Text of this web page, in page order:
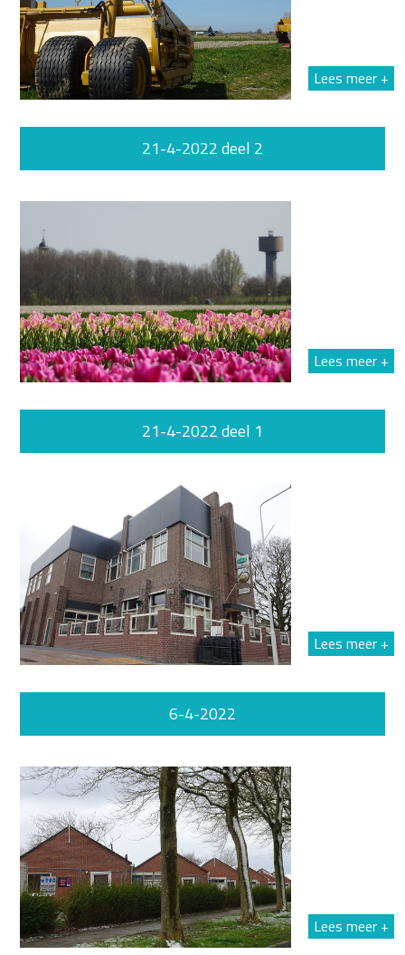
Lees meer +
21-4-2022 deel 2
Lees meer +
21-4-2022 deel 1
Lees meer +
6-4-2022
Lees meer +